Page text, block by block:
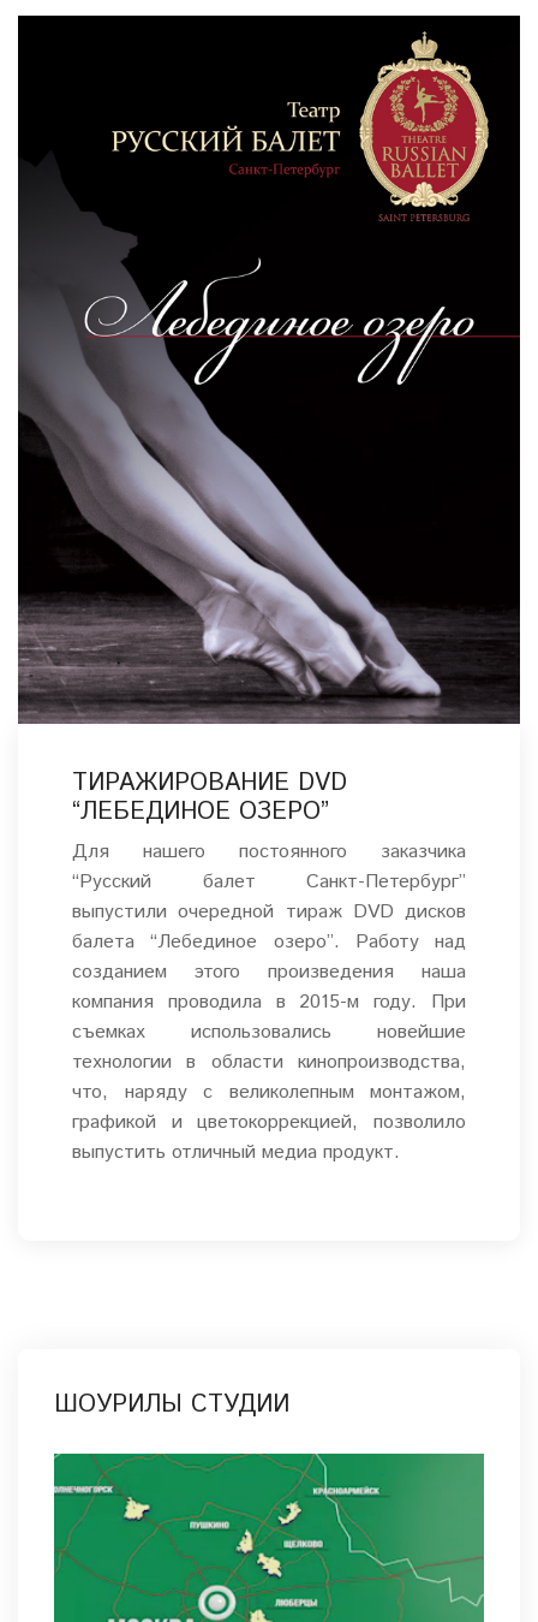
ТИРАЖИРОВАНИЕ DVD
“ЛЕБЕДИНОЕ ОЗЕРО”
Для нашего постоянного заказчика
“Русский балет Санкт-Петербург”
выпустили очередной тираж DVD дисков
балета “Лебединое озеро”. Работу над
созданием этого произведения наша
компания проводила в 2015-м году. При
съемках использовались новейшие
технологии в области кинопроизводства,
что, наряду с великолепным монтажом,
графикой и цветокоррекцией, позволило
выпустить отличный медиа продукт.
ШОУРИЛЫ СТУДИИ